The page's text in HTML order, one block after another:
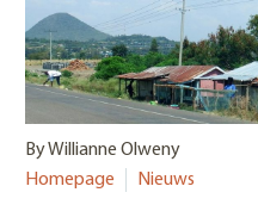
By Willianne Olweny
Homepage
Nieuws